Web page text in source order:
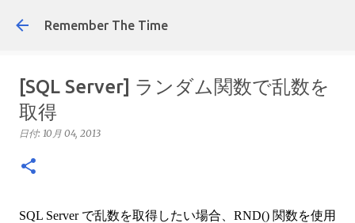
スキップしてメイン コンテンツに移動
Remember The Time
[SQL Server] ランダム関数で乱数を
取得
日付: 10月 04, 2013
SQL Server で乱数を取得したい場合、RND() 関数を使用